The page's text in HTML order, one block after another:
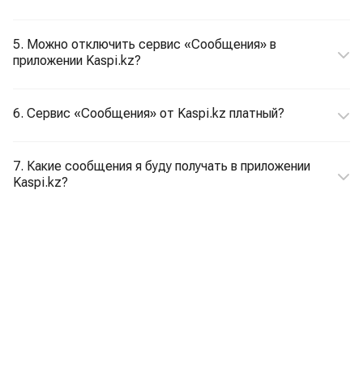
5. Можно отключить сервис «Сообщения» в
приложении Kaspi.kz?
6. Сервис «Сообщения» от Kaspi.kz платный?
7. Какие сообщения я буду получать в приложении
Kaspi.kz?